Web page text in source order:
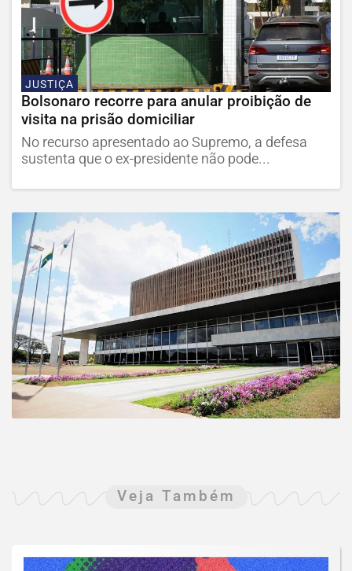
JUSTIÇA
Bolsonaro recorre para anular proibição de
visita na prisão domiciliar
No recurso apresentado ao Supremo, a defesa
sustenta que o ex-presidente não pode...
Veja Também